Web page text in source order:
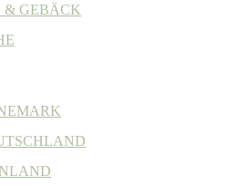
& GEBÄCK